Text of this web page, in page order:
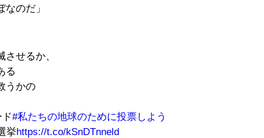
のだ」
せるか、
る
うかの
#私たちの地球のために投票しよう
挙https://t.co/kSnDTnneld